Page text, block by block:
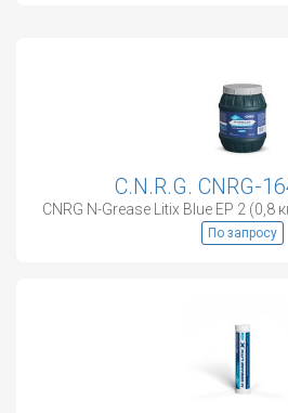
C.N.R.G. CNRG-
CNRG N-Grease Litix Blue EP 2 (0,8
По запросу